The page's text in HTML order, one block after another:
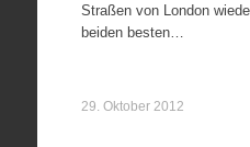
Straßen von London
beiden besten…
29. Oktober 2012